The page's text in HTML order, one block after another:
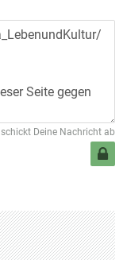
schickt Deine Nachricht ab